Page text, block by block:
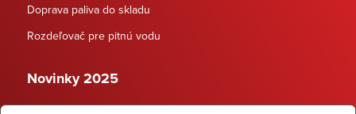
Doprava paliva do skladu
Rozdeľovač pre pitnú vodu
Novinky 2025